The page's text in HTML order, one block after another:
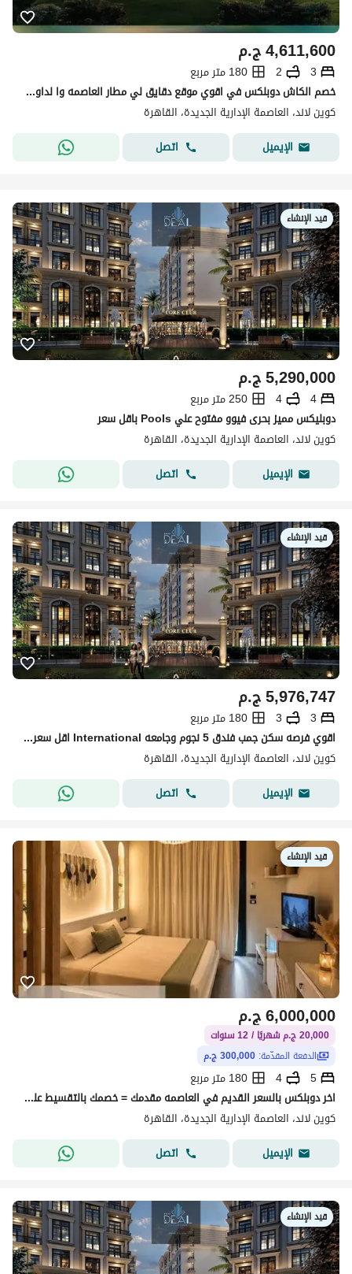
ج.م4,611,600
3
2
180 متر مربع
خصم الكاش دوبلكس في اقوي موقع دقايق لي مطار العاصمه وا لداون تاون كوين لاند في قلب العاصمه الاداريه
كوين لاند، العاصمة الإدارية الجديدة، القاهرة
الإيميل
اتصل
قيد الإنشاء
ج.م5,290,000
4
4
250 متر مربع
دوبليكس مميز بحرى فيوو مفتوح علي Pools باقل سعر
كوين لاند، العاصمة الإدارية الجديدة، القاهرة
الإيميل
اتصل
قيد الإنشاء
ج.م5,976,747
3
3
180 متر مربع
اقوي فرصه سكن جمب فندق 5 نجوم وجامعه International اقل سعر واحسن لوكيشن في ال r8
كوين لاند، العاصمة الإدارية الجديدة، القاهرة
الإيميل
اتصل
قيد الإنشاء
ج.م6,000,000
20,000 ج.م شهريًا / 12 سنوات
الدفعة المقدّمة: 300,000 ج.م
5
4
180 متر مربع
اخر دوبلكس بالسعر القديم في العاصمه مقدمك = خصمك بالتقسيط علي 12سنه بجوار الجامعه البريطانيه وخطوات من اكبر منطقه خدمات بالR8
كوين لاند، العاصمة الإدارية الجديدة، القاهرة
الإيميل
اتصل
قيد الإنشاء